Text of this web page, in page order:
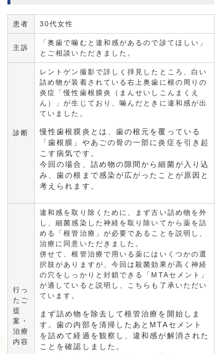
患者 30代女性
主訴
「奥歯で噛むと違和感があるので診てほしい」
とご相談いただきました。
診断
レントゲン撮影で詳しく拝見したところ、白い
詰め物が装着されている右上奥歯に根の周りの
炎症「慢性歯根膜炎（まんせいしこんまくえ
ん）」が生じており、噛んだときに違和感が出
ていました。
慢性歯根膜炎とは、歯の根元を覆っている
「歯根膜」やあごの骨の一部に炎症を引き起
こす病気です。
今回の場合、詰め物の隙間から細菌が入り込
み、歯の根まで感染が広がったことが原因と
考えられます。
行っ
たご
提
案・
治療
内容
違和感を取り除くために、まず古い詰め物を外
し、細菌感染した神経を取り除いてから薬を詰
める「根管治療」が必要であることを説明し、
治療に同意いただきました。
併せて、根管治療で用いる薬にはいくつかの選
択肢がありますが、今回は殺菌効果が高く神経
の穴をしっかりと封鎖できる「MTAセメント」
が適していると説明し、こちらも了承いただい
ています。
まず詰め物を除去して根管治療を開始しま
す。歯の内部を清掃したあとMTAセメント
を詰めて経過を観察し、違和感が解消された
ことを確認しました。